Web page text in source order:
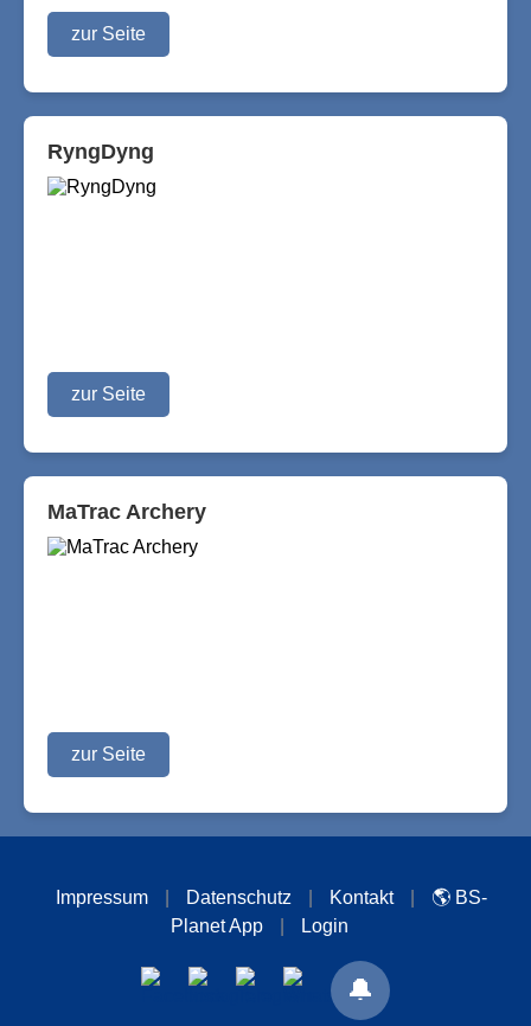
zur Seite
RyngDyng
zur Seite
MaTrac Archery
zur Seite
Impressum Datenschutz Kontakt
🌎 BS-
Planet App
Login
🔔